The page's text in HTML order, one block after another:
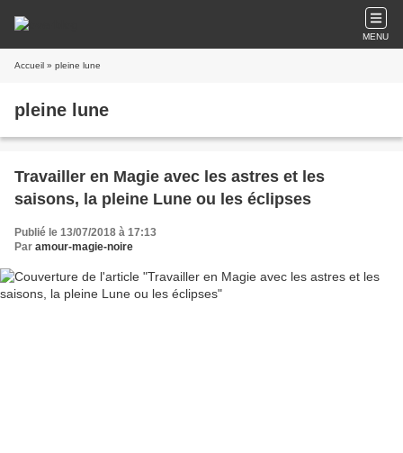
MENU
Accueil » pleine lune
pleine lune
Travailler en Magie avec les astres et les
saisons, la pleine Lune ou les éclipses
Publié le 13/07/2018 à 17:13
Par amour-magie-noire